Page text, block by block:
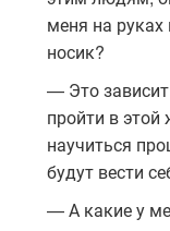
меня на
носик?
— Это зависит
пройти в этой
научиться
будут вести
— А какие у